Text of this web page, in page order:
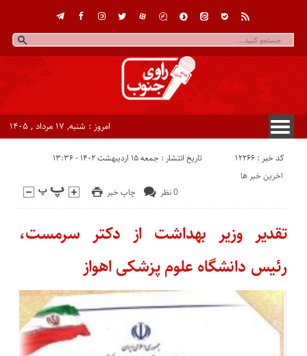
امروز : شنبه, ۱۷ مرداد , ۱۴۰۵
کد خبر : 12266 تاریخ انتشار : جمعه ۱۵ اردیبهشت ۱۴۰۲ - ۱۳:۳۶
چاپ خبر 0 نظر
اخرین خبر ها
تقدیر وزیر بهداشت از دکتر سرمست،
رئیس دانشگاه علوم پزشکی اهواز